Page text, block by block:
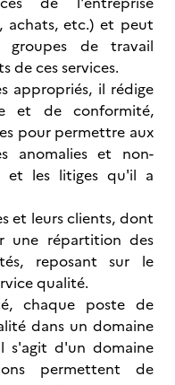
achats, etc.) et peut
de travail
de ces services.
appropriés, il rédige
et de conformité,
pour permettre aux
anomalies et non-
et les litiges qu'il a
et leurs clients, dont
une répartition des
reposant sur le
qualité.
chaque poste de
dans un domaine
s'agit d'un domaine
permettent de